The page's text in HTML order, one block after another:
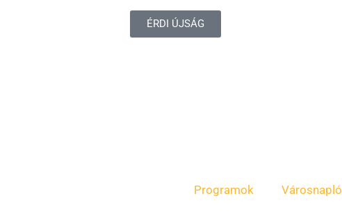
ÉRDI ÚJSÁG
Programok Városnapló